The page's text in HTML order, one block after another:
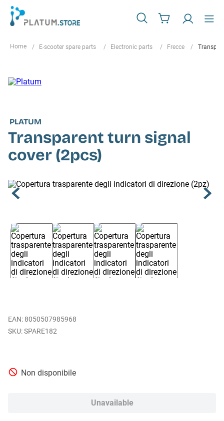
E-scooter spare parts Electronic parts Frecce
PLATUM
Transparent turn signal
cover (2pcs)
EAN: 8050507985968
SPARE182
Non disponibile
Unavailable